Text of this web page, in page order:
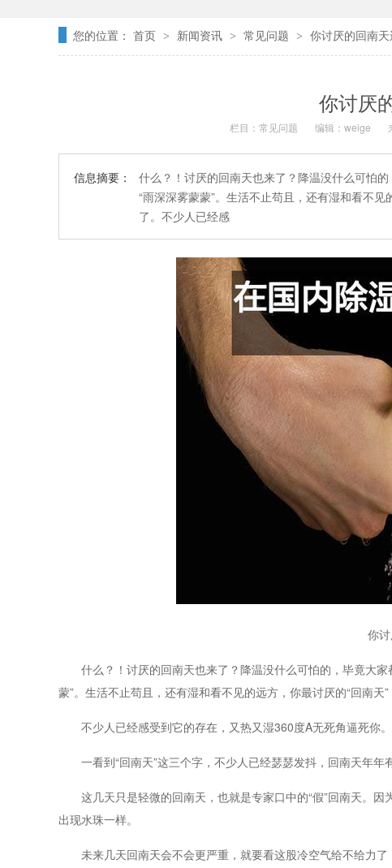
您的位置： 首页 > 新闻资讯 > 常见问题 > 你讨厌的回南天
你讨厌
栏目： 常见问题 编辑：weige
信息摘要：
什么？！讨厌的回南天也来了？降温没什么可怕
“雨深深雾蒙蒙”。生活不止苟且，还有湿和看不
了。不少人已经感
你
什么？！讨厌的回南天也来了？降温没什么可怕的，毕竟大家
蒙”。生活不止苟且，还有湿和看不见的远方，你最讨厌的“回南天
不少人已经感受到它的存在，又热又湿360度A无死角逼死你。
一看到“回南天”这三个字，不少人已经瑟瑟发抖，回南天年年
这几天只是轻微的回南天，也就是专家口中的“假”回南天。因
出现水珠一样。
未来几天回南天会不会更严重，就要看这股冷空气给不给力了